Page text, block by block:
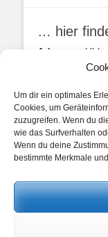
Um dir ein optimales
Cookies, um
zuzugreifen. Wenn du
wie das Surfverhalten
Wenn du deine
bestimmte Merkmale
… hier
Adresse:
49134